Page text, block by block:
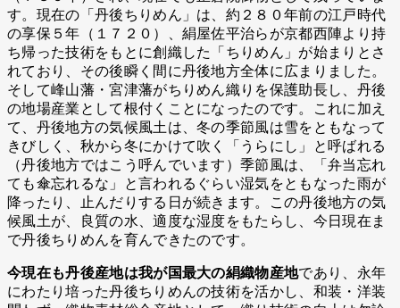
す。現在の「丹後ちりめん」は、約２８０年前の江戸時代
の享保５年（１７２０）、絹屋佐平治らが京都西陣より持
ち帰った技術をもとに創織した「ちりめん」が始まりとさ
れており、その後瞬く間に丹後地方全体に広まりました。
そして峰山藩・宮津藩がちりめん織りを保護助長し、丹後
の地場産業として根付くことになったのです。これに加え
て、丹後地方の気候風土は、冬の季節風は雪をともなって
きびしく、秋から冬にかけて吹く「うらにし」と呼ばれる
（丹後地方ではこう呼んでいます）季節風は、「弁当忘れ
ても傘忘れるな」と言われるぐらい湿気をともなった雨が
降ったり、止んだりする日が続きます。この丹後地方の気
候風土が、良質の水、適度な湿度をもたらし、今日現在ま
で丹後ちりめんを育んできたのです。
今現在も丹後産地は我が国最大の絹織物産地であり、永年
にわたり培った丹後ちりめんの技術を活かし、和装・洋装